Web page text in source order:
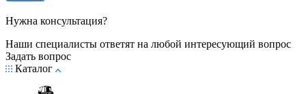
Нужна консультация?
Наши специалисты ответят на любой интересующий вопрос
Задать вопрос
Каталог